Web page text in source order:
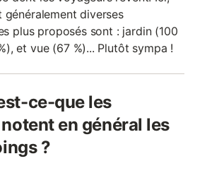
diverses
plus proposés sont : jardin (100
et vue (67 %)... Plutôt sympa !
ce-que les
en général les
?